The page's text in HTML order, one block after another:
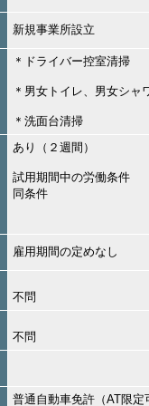
新規事業所設立
＊ドライバー控室清掃
＊男女トイレ、男女シャ
＊洗面台清掃
あり（２週間）
試用期間中の労働条件
同条件
雇用期間の定めなし
不問
不問
普通自動車免許（AT限定